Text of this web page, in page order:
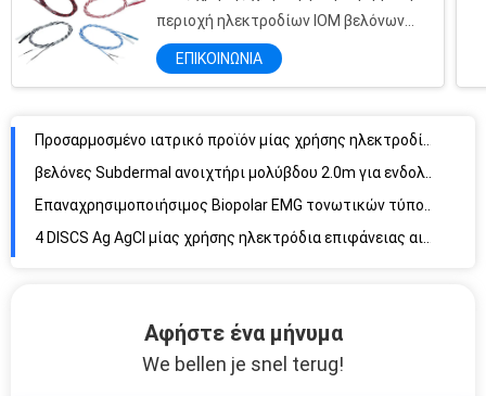
περιοχή ηλεκτροδίων IOM βελόνων
Subdermal
ΕΠΙΚΟΙΝΩΝΙΑ
Επαναχρησιμοποιήσιμος Biopolar EMG τονωτικών τύπος σιδήρου ηλεκτροδίων επίπεδος
4 DISCS Ag AgCl μίας χρήσης ηλεκτρόδια επιφάνειας αισθητήρων EMG με το καλώδιο 10cm
Αφήστε ένα μήνυμα
We bellen je snel terug!